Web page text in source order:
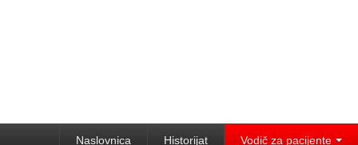
Naslovnica Historijat Vodič za pacijente